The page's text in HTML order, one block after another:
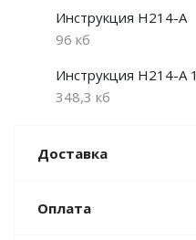
Инструкция H214-A
96 кб
Инструкция H214-A 1
348,3 кб
Доставка
Оплата